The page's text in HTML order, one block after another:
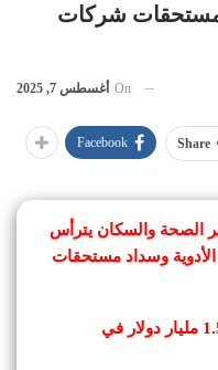
مستحقات شركات
On أغسطس 7, 2025
Share
Facebook
الصحة والسكان يترأس
الأدوية وسداد مستحقات
– الصادرات الدوائية المصرية بلغت 1.5 مليار دولار في